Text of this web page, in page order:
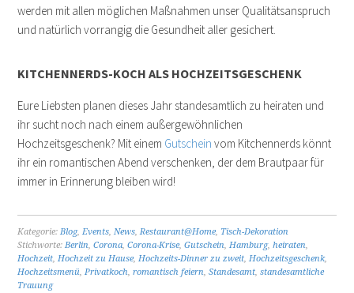
werden mit allen möglichen Maßnahmen unser Qualitätsanspruch
und natürlich vorrangig die Gesundheit aller gesichert.
KITCHENNERDS-KOCH ALS HOCHZEITSGESCHENK
Eure Liebsten planen dieses Jahr standesamtlich zu heiraten und
ihr sucht noch nach einem außergewöhnlichen
Hochzeitsgeschenk? Mit einem Gutschein vom Kitchennerds könnt
ihr ein romantischen Abend verschenken, der dem Brautpaar für
immer in Erinnerung bleiben wird!
Kategorie:Blog,Events,News,Restaurant@Home, Tisch-Dekoration
Stichworte:Berlin,Corona,Corona-Krise,Gutschein,Hamburg,heiraten,
Hochzeit,Hochzeit zu Hause,Hochzeits-Dinner zu zweit,Hochzeitsgeschenk,
Hochzeitsmenü,Privatkoch,romantisch feiern,Standesamt,standesamtliche
Trauung